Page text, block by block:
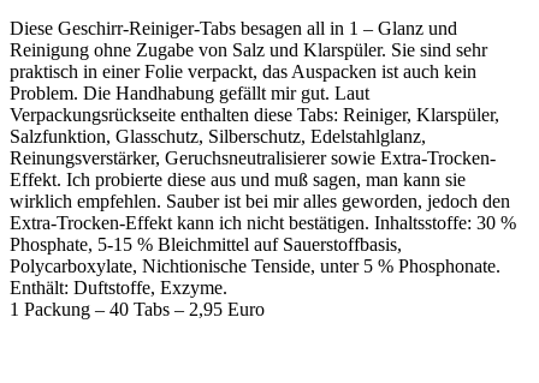
Diese Geschirr-Reiniger-Tabs besagen all in 1 – Glanz und
Reinigung ohne Zugabe von Salz und Klarspüler. Sie sind sehr
praktisch in einer Folie verpackt, das Auspacken ist auch kein
Problem. Die Handhabung gefällt mir gut. Laut
Verpackungsrückseite enthalten diese Tabs: Reiniger, Klarspüler,
Salzfunktion, Glasschutz, Silberschutz, Edelstahlglanz,
Reinungsverstärker, Geruchsneutralisierer sowie Extra-Trocken-
Effekt. Ich probierte diese aus und muß sagen, man kann sie
wirklich empfehlen. Sauber ist bei mir alles geworden, jedoch den
Extra-Trocken-Effekt kann ich nicht bestätigen. Inhaltsstoffe: 30 %
Phosphate, 5-15 % Bleichmittel auf Sauerstoffbasis,
Polycarboxylate, Nichtionische Tenside, unter 5 % Phosphonate.
Enthält: Duftstoffe, Exzyme.
1 Packung – 40 Tabs – 2,95 Euro